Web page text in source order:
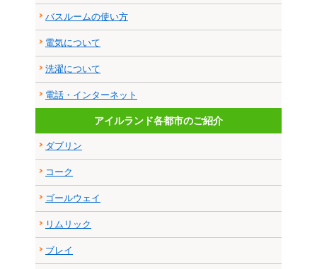
バスルームの使い方
電気について
洗濯について
電話・インターネット
アイルランド各都市のご紹介
ダブリン
コーク
ゴールウェイ
リムリック
ブレイ